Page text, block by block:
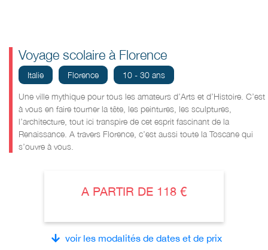
Voyage scolaire à Florence
Italie Florence 10 - 30 ans
Une ville mythique pour tous les amateurs d’Arts et d’Histoire. C’est
à vous en faire tourner la tête, les peintures, les sculptures,
l’architecture, tout ici transpire de cet esprit fascinant de la
Renaissance. A travers Florence, c’est aussi toute la Toscane qui
s’ouvre à vous.
A PARTIR DE 118 €
voir les modalités de dates et de prix